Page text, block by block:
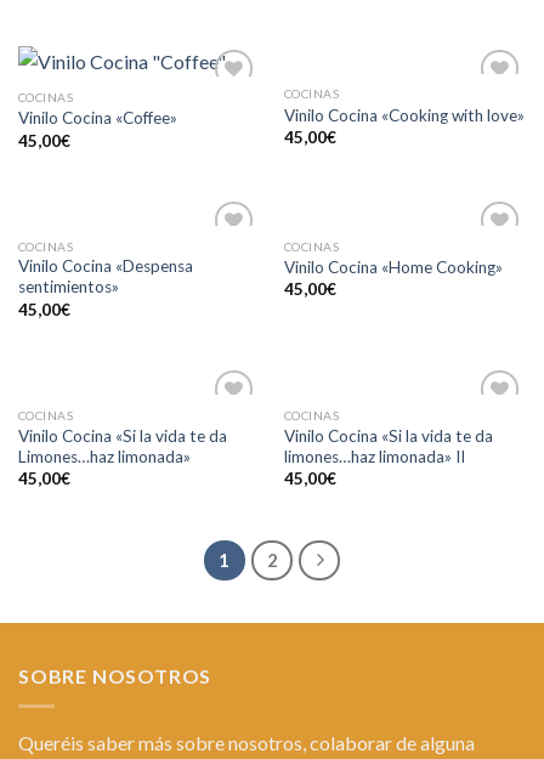
COCINAS
Vinilo Cocina «Coffee»
45,00€
a la
COCINAS
Vinilo Cocina «Cooking with love»
45,00€
COCINAS
Vinilo Cocina «Despensa
sentimientos»
45,00€
a la
COCINAS
Vinilo Cocina «Home Cooking»
45,00€
a la
COCINAS
Vinilo Cocina «Si la vida te da
Limones…haz limonada»
45,00€
a la
COCINAS
Vinilo Cocina «Si la vida te da
limones…haz limonada» II
45,00€
1 2
SOBRE NOSOTROS
Queréis saber más sobre nosotros, colaborar de alguna